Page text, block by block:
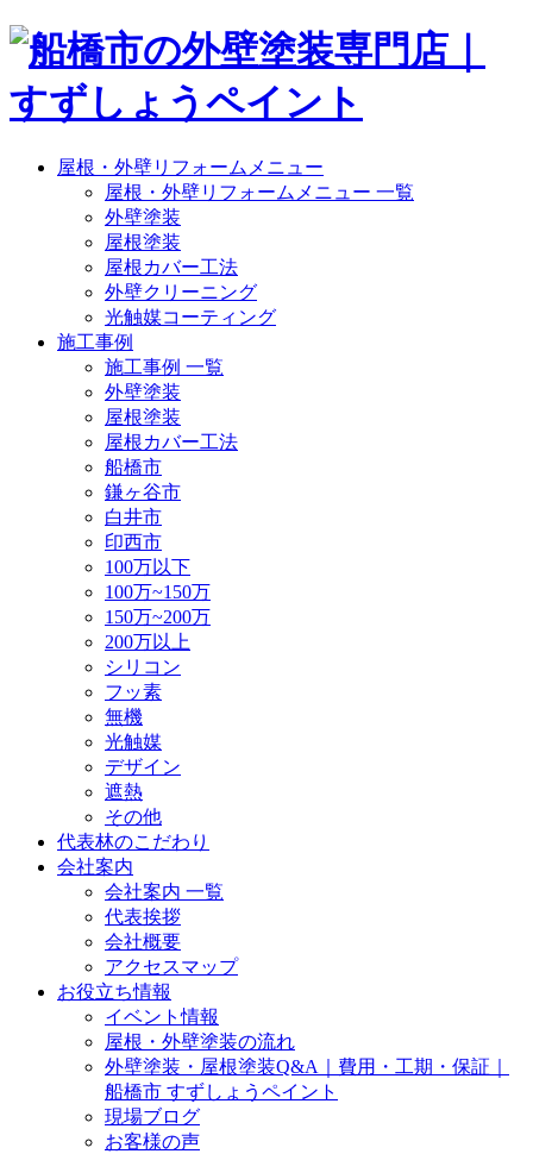
屋根・外壁リフォームメニュー
屋根・外壁リフォームメニュー 一覧
外壁塗装
屋根塗装
屋根カバー工法
外壁クリーニング
光触媒コーティング
施工事例
施工事例 一覧
外壁塗装
屋根塗装
屋根カバー工法
船橋市
鎌ヶ谷市
白井市
印西市
100万以下
100万~150万
150万~200万
200万以上
シリコン
フッ素
無機
光触媒
デザイン
遮熱
その他
代表林のこだわり
会社案内
会社案内 一覧
代表挨拶
会社概要
アクセスマップ
お役立ち情報
イベント情報
屋根・外壁塗装の流れ
外壁塗装・屋根塗装Q&A｜費用・工期・保証｜
船橋市 すずしょうペイント
現場ブログ
お客様の声